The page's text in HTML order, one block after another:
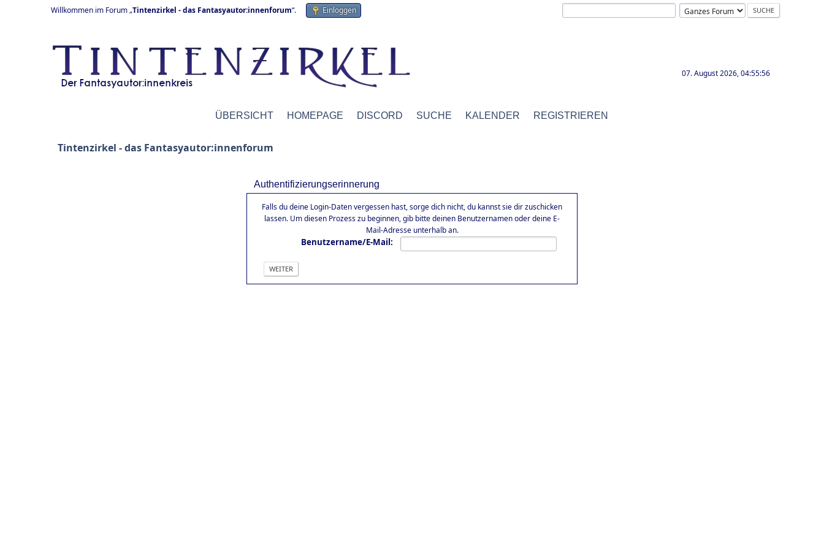
Willkommen im Forum „Tintenzirkel - das Fantasyautor:innenforum“. Einloggen
07. August 2026, 04:55:56
ÜBERSICHT HOMEPAGE DISCORD SUCHE KALENDER REGISTRIEREN
Tintenzirkel - das Fantasyautor:innenforum
Authentifizierungserinnerung
Falls du deine Login-Daten vergessen hast, sorge dich nicht, du kannst sie dir zuschicken
lassen. Um diesen Prozess zu beginnen, gib bitte deinen Benutzernamen oder deine E-
Mail-Adresse unterhalb an.
Benutzername/E-Mail: